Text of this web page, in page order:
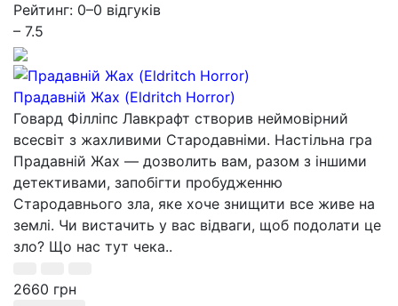
Рейтинг: 0–0 відгуків
– 7.5
Прадавній Жах (Eldritch Horror)
Говард Філліпс Лавкрафт створив неймовірний
всесвіт з жахливими Стародавніми. Настільна гра
Прадавній Жах — дозволить вам, разом з іншими
детективами, запобігти пробудженню
Стародавнього зла, яке хоче знищити все живе на
землі. Чи вистачить у вас відваги, щоб подолати це
зло? Що нас тут чека..
2660 грн